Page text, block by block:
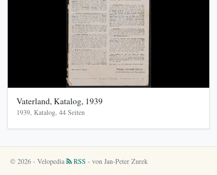
Vaterland, Katalog, 1939
1939, Katalog, 44 Seiten
© 2026 - Velopedia RSS - von Jan-Peter Zurek